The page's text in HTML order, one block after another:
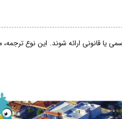
یا قانونی ارائه شوند. این نوع